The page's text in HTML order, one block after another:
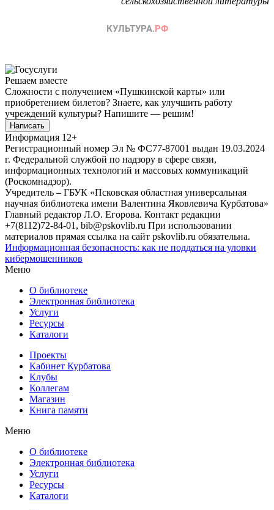
Решаем вместе
Сложности с получением «Пушкинской карты» или
приобретением билетов? Знаете, как улучшить работу
учреждений культуры? Напишите — решим!
Написать
Информация 12+
Регистрационный номер Эл № ФС77-87001 выдан 19.03.2024
г. Федеральной службой по надзору в сфере связи,
информационных технологий и массовых коммуникаций
(Роскомнадзор).
Учредитель – ГБУК «Псковская областная универсальная
научная библиотека имени Валентина Яковлевича Курбатова»
Главный редактор Л.О. Егорова. Контакт редакции
+7(8112)72-84-01, bib@pskovlib.ru При использовании
материалов прямая ссылка на сайт pskovlib.ru обязательна.
Информационная безопасность: как не поддаться на уловки
кибермошенников
Меню
О библиотеке
Электронная библиотека
Услуги
Ресурсы
Каталоги
Проекты
Кабинет Курбатова
Клубы
Коллегам
Магазин
Книга памяти
Меню
О библиотеке
Электронная библиотека
Услуги
Ресурсы
Каталоги